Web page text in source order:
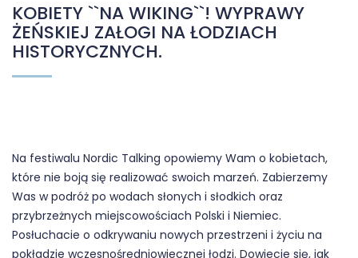
KOBIETY ``NA WIKING``! WYPRAWY
ŻEŃSKIEJ ZAŁOGI NA ŁODZIACH
HISTORYCZNYCH.
Na festiwalu Nordic Talking opowiemy Wam o kobietach,
które nie boją się realizować swoich marzeń. Zabierzemy
Was w podróż po wodach słonych i słodkich oraz
przybrzeżnych miejscowościach Polski i Niemiec.
Posłuchacie o odkrywaniu nowych przestrzeni i życiu na
pokładzie wczesnośredniowiecznej łodzi. Dowiecie się, jak